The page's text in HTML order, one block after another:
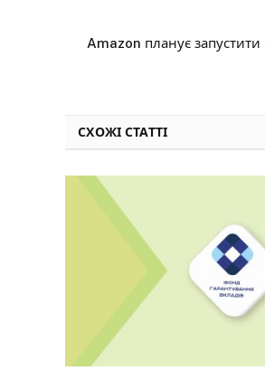
Amazon планує
СХОЖІ СТАТТІ